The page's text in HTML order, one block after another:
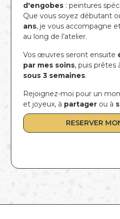
d'engobes : peintures
Que vous soyez débutant
ans, je vous accompagne
au long de l’atelier.
Vos œuvres seront ensuite
par mes soins, puis prêtes
sous 3 semaines.
Rejoignez-moi pour un
et joyeux, à partager ou à
RESERVER